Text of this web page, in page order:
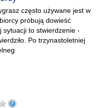
często używane jest w
próbują dowieść
sytuacji to stwierdzenie -
Po trzynastoletniej